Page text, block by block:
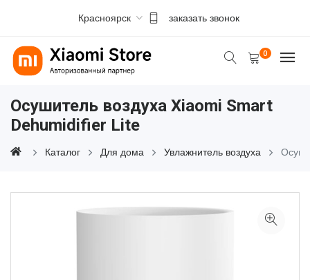
Красноярск заказать звонок
0
Осушитель воздуха Xiaomi Smart
Dehumidifier Lite
Каталог Для дома Увлажнитель воздуха